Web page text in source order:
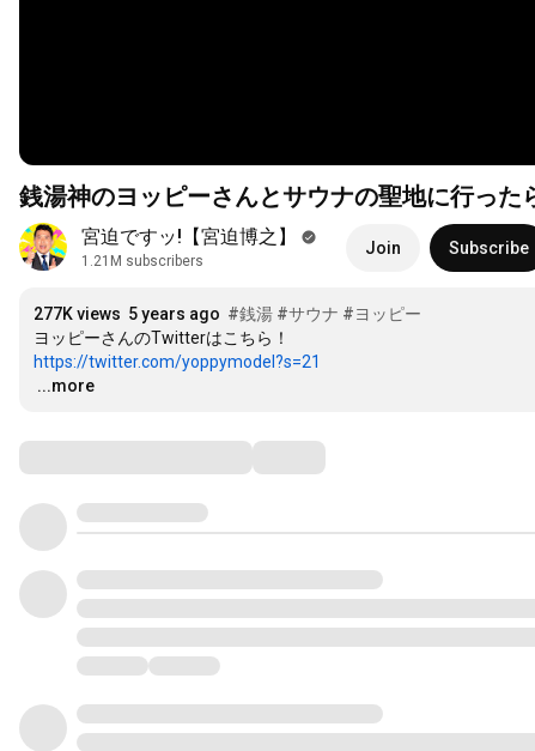
銭湯神のヨッピーさんとサウナの聖地に行った
宮迫ですッ!【宮迫博之】
1.21M subscribers
Join Subscribe
277K views 5 years ago #銭湯 #サウナ #ヨッピー
https://twitter.com/yoppymodel?s=21
…
...more